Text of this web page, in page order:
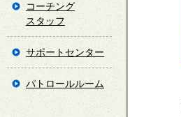
コーチング
スタッフ
サポートセンター
パトロールルーム